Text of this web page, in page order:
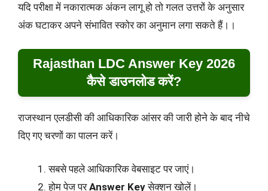
यदि परीक्षा में नकारात्मक अंकन लागू हो तो गलत उत्तरों के अनुसार
अंक घटाकर अपने संभावित स्कोर का अनुमान लगा सकते हैं।।
Rajasthan LDC Answer Key 2026
कैसे डाउनलोड करें?
राजस्थान एलडीसी की आधिकारिक आंसर की जारी होने के बाद नीचे
दिए गए चरणों का पालन करें।
सबसे पहले आधिकारिक वेबसाइट पर जाएं।
होम पेज परAnswer Keyसेक्शन खोलें।